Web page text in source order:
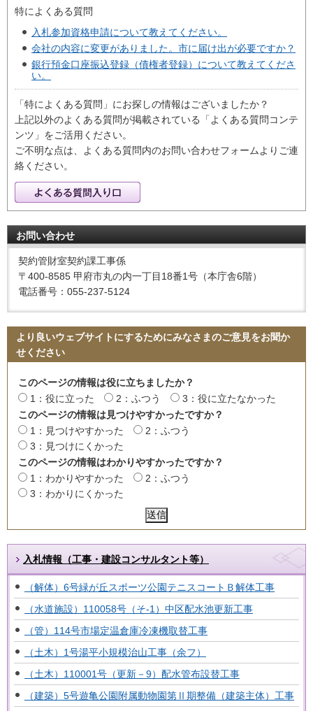
特によくある質問
入札参加資格申請について教えてください。
会社の内容に変更がありました。市に届け出が必要ですか？
銀行預金口座振込登録（債権者登録）について教えてくださ
い。
「特によくある質問」にお探しの情報はございましたか？
上記以外のよくある質問が掲載されている「よくある質問コンテ
ンツ」をご活用ください。
ご不明な点は、よくある質問内のお問い合わせフォームよりご連
絡ください。
お問い合わせ
契約管財室契約課工事係
〒400-8585 甲府市丸の内一丁目18番1号（本庁舎6階）
電話番号：055-237-5124
より良いウェブサイトにするためにみなさまのご意見をお聞か
せください
このページの情報は役に立ちましたか？
1：役に立った
2：ふつう
3：役に立たなかった
このページの情報は見つけやすかったですか？
1：見つけやすかった
2：ふつう
3：見つけにくかった
このページの情報はわかりやすかったですか？
1：わかりやすかった
2：ふつう
3：わかりにくかった
入札情報（工事・建設コンサルタント等）
（解体）6号緑が丘スポーツ公園テニスコートＢ解体工事
（水道施設）110058号（そ-1）中区配水池更新工事
（管）114号市場定温倉庫冷凍機取替工事
（土木）1号湯平小規模治山工事（余フ）
（土木）110001号（更新－9）配水管布設替工事
（建築）5号遊亀公園附属動物園第Ⅱ期整備（建築主体）工事